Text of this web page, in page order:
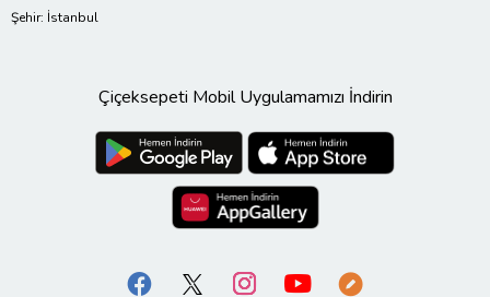
Şehir: İstanbul
Çiçeksepeti Mobil Uygulamamızı İndirin